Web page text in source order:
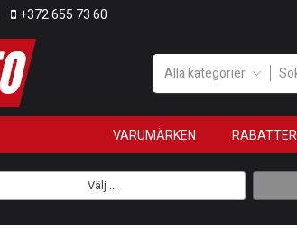
+372 655 73 60
Alla kategorier
VARUMÄRKEN RABATTER
Välj ...